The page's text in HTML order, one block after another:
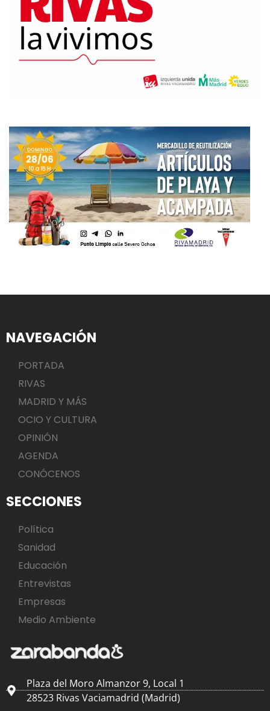
NAVEGACIÓN
PORTADA
RIVAS
MADRID Y MÁS
OCIO Y CULTURA
OPINIÓN
AGENDA
CONÓCENOS
SECCIONES
Política
Sanidad
Educación
Entrevistas
Empresas
Medio Ambiente
Plaza del Moro Almanzor 9, Local 1
28523 Rivas Vaciamadrid (Madrid)